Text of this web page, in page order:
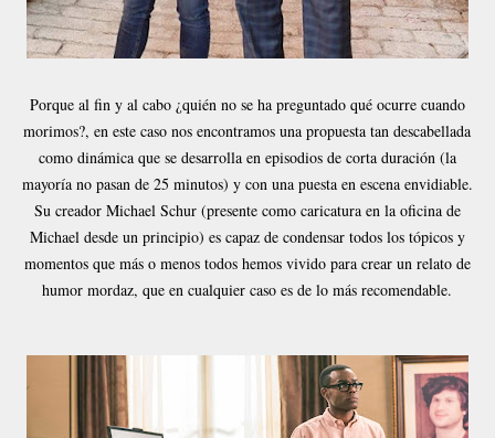
Porque al fin y al cabo ¿quién no se ha preguntado qué ocurre cuando
morimos?, en este caso nos encontramos una propuesta tan descabellada
como dinámica que se desarrolla en episodios de corta duración (la
mayoría no pasan de 25 minutos) y con una puesta en escena envidiable.
Su creador Michael Schur (presente como caricatura en la oficina de
Michael desde un principio) es capaz de condensar todos los tópicos y
momentos que más o menos todos hemos vivido para crear un relato de
humor mordaz, que en cualquier caso es de lo más recomendable.